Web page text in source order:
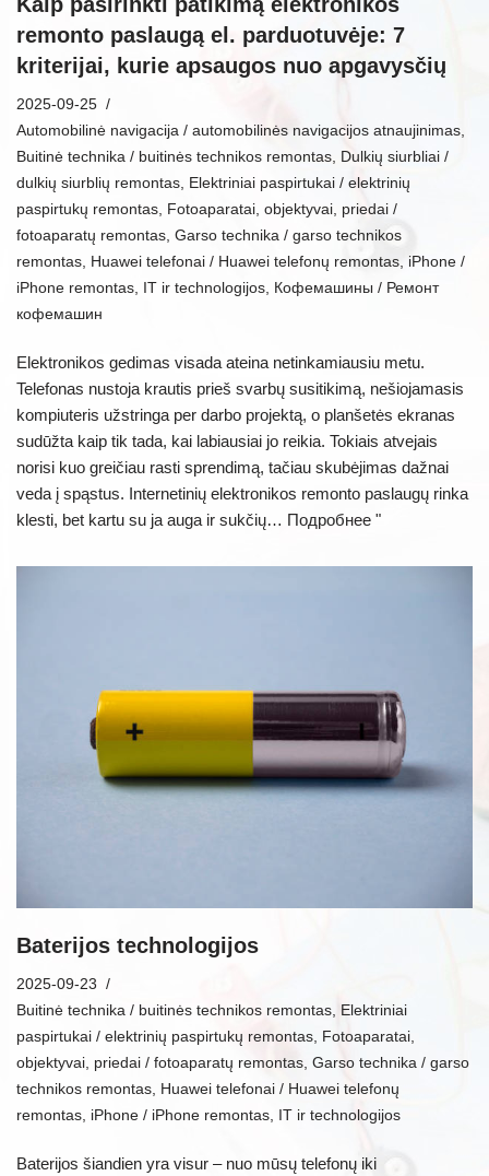
remonto paslaugą el. parduotuvėje: 7
kriterijai, kurie apsaugos nuo apgavysčių
2025-09-25
Automobilinė navigacija / automobilinės navigacijos atnaujinimas
Buitinė technika / buitinės technikos remontas Dulkių siurbliai /
dulkių siurblių remontas Elektriniai paspirtukai / elektrinių
paspirtukų remontas Fotoaparatai, objektyvai, priedai /
fotoaparatų remontas Garso technika / garso technikos
remontas Huawei telefonai / Huawei telefonų remontas iPhone /
iPhone remontas IT ir technologijos Кофемашины / Ремонт
кофемашин
Elektronikos gedimas visada ateina netinkamiausiu metu.
Telefonas nustoja krautis prieš svarbų susitikimą, nešiojamasis
kompiuteris užstringa per darbo projektą, o planšetės ekranas
sudūžta kaip tik tada, kai labiausiai jo reikia. Tokiais atvejais
norisi kuo greičiau rasti sprendimą, tačiau skubėjimas dažnai
veda į spąstus. Internetinių elektronikos remonto paslaugų rinka
klesti, bet kartu su ja auga ir sukčių… Подробнее "
Baterijos technologijos
2025-09-23
Buitinė technika / buitinės technikos remontas
Elektriniai
paspirtukai / elektrinių paspirtukų remontas
Fotoaparatai,
objektyvai, priedai / fotoaparatų remontas Garso technika / garso
technikos remontas
Huawei telefonai / Huawei telefonų
remontas iPhone / iPhone remontas IT ir technologijos
Baterijos šiandien yra visur – nuo mūsų telefonų iki